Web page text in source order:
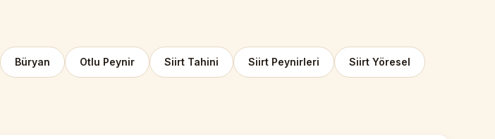
Büryan Otlu Peynir Siirt Tahini Siirt Peynirleri Siirt Yöresel